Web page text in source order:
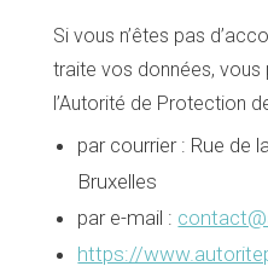
Si vous n’êtes pas
traite vos données,
l’Autorité de Protection
par courrier : Rue de
Bruxelles
par e-mail :
https://